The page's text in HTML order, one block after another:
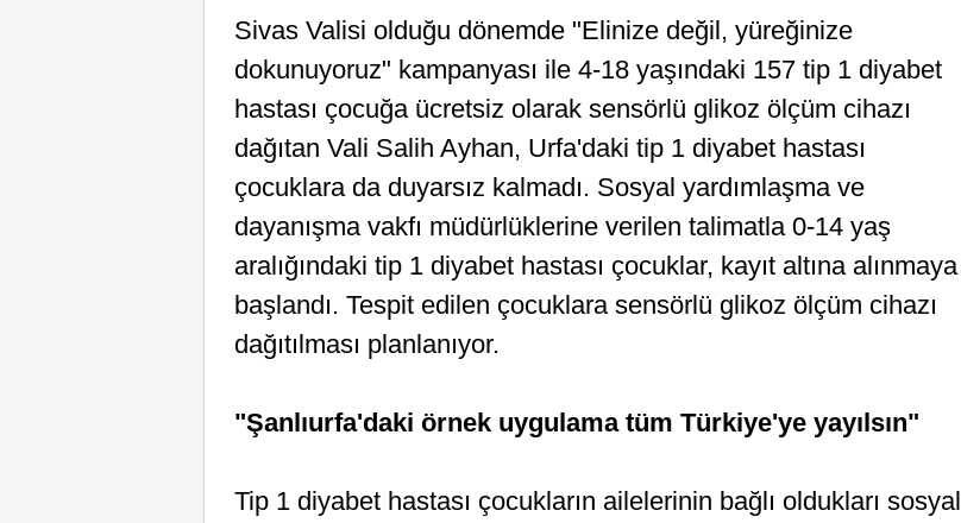
Sivas Valisi olduğu dönemde "Elinize değil, yüreğinize
dokunuyoruz" kampanyası ile 4-18 yaşındaki 157 tip 1 diyabet
hastası çocuğa ücretsiz olarak sensörlü glikoz ölçüm cihazı
dağıtan Vali Salih Ayhan, Urfa'daki tip 1 diyabet hastası
çocuklara da duyarsız kalmadı. Sosyal yardımlaşma ve
dayanışma vakfı müdürlüklerine verilen talimatla 0-14 yaş
aralığındaki tip 1 diyabet hastası çocuklar, kayıt altına alınmaya
başlandı. Tespit edilen çocuklara sensörlü glikoz ölçüm cihazı
dağıtılması planlanıyor.
"Şanlıurfa'daki örnek uygulama tüm Türkiye'ye yayılsın"
Tip 1 diyabet hastası çocukların ailelerinin bağlı oldukları sosyal